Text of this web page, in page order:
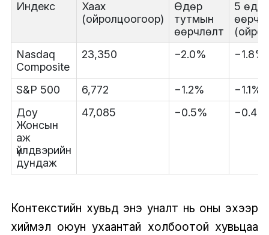
Индекс
Хаах
(ойролцоогоор)
Өдөр
тутмын
өөрчлөлт
5
Nasdaq
Composite
23,350 −2.0% −1.8%
S&P 500 6,772 −1.2%
−1.1%
Доу
Жонсын
аж
үйлдвэрийн
дундаж
47,085 −0.5% −0.4%
Контекстийн хувьд энэ уналт нь оны эхээр
хиймэл оюун ухаантай холбоотой хувьцаа